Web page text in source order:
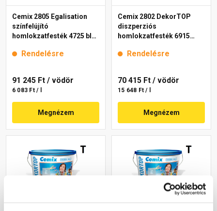
Cemix 2805 Egalisation
színfelújító
homlokzatfesték 4725 blue
Rendelésre
91 245 Ft / vödör
6 083 Ft / l
Megnézem
Cemix 2802 DekorTOP
diszperziós
homlokzatfesték 6915
Rendelésre
70 415 Ft / vödör
15 648 Ft / l
Megnézem